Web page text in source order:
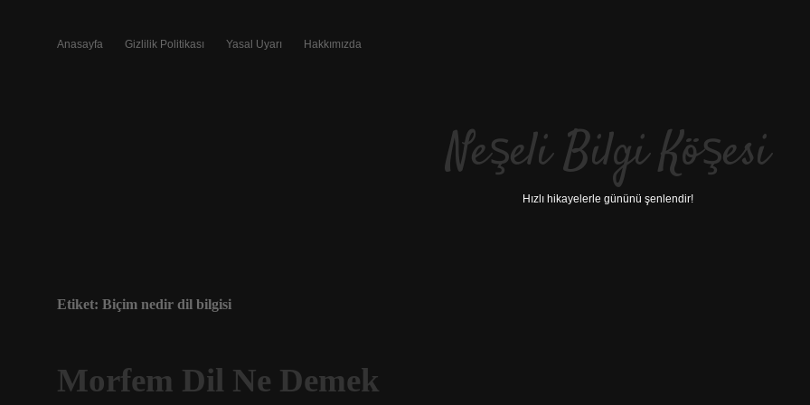
Anasayfa Gizlilik Politikası Yasal Uyarı Hakkımızda
Neşeli Bilgi Köşesi
Hızlı hikayelerle gününü şenlendir!
Etiket: Biçim nedir dil bilgisi
Morfem Dil Ne Demek